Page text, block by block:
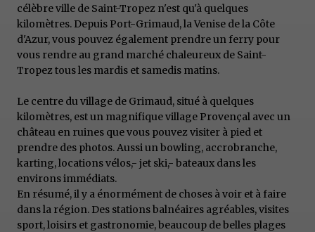
célèbre ville de Saint-Tropez n'est qu'à quelques
kilomètres. Depuis Port-Grimaud, la Venise de la Côte
d'Azur, vous pouvez également prendre un ferry pour
vous rendre au grand marché chaleureux de Saint-
Tropez tous les mardis et samedis matins.
Le centre du village de Grimaud, situé à quelques
kilomètres, est un magnifique village Provençal avec un
château en ruines que vous pouvez visiter à pied et
prendre des photos. Aussi un bowling, accrobranche,
karting, locations vélos,- jet ski,- bateaux dans les
environs immédiats.
En résumé, il y a énormément de choses à voir et à faire
dans la région. Des stations balnéaires agréables, visites
sport, loisirs et gastronomie, beaucoup de belles plages